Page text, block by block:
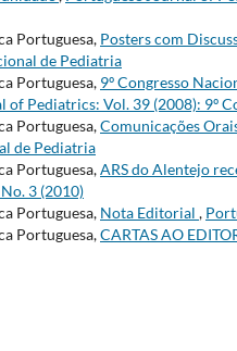
Portuguesa, Posters com
de Pediatria
Portuguesa, 9º Congresso
of Pediatrics: Vol. 39 (2008): 9º
Portuguesa,Comunicações
de Pediatria
Portuguesa,ARS do Alentejo
3 (2010)
Portuguesa, Nota Editorial ,
Portuguesa,CARTAS AO